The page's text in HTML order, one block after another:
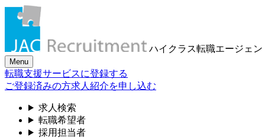
ハイクラス転職エージェン
Menu
転職支援サービスに登録する
ご登録済みの方求人紹介を申し込む
求人検索
転職希望者
採用担当者